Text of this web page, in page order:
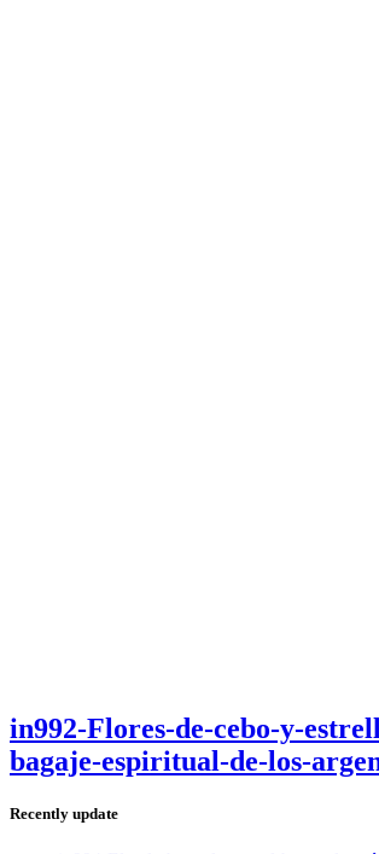
in992-Flores-de-cebo-y-
bagaje-espiritual-de-los-
Recently update